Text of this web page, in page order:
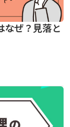
なぜ？見落と